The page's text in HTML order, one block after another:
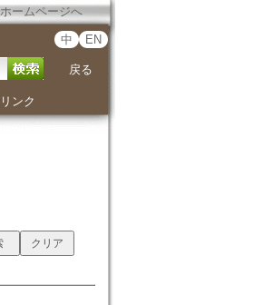
ホームページへ
中 EN
戻る
リンク